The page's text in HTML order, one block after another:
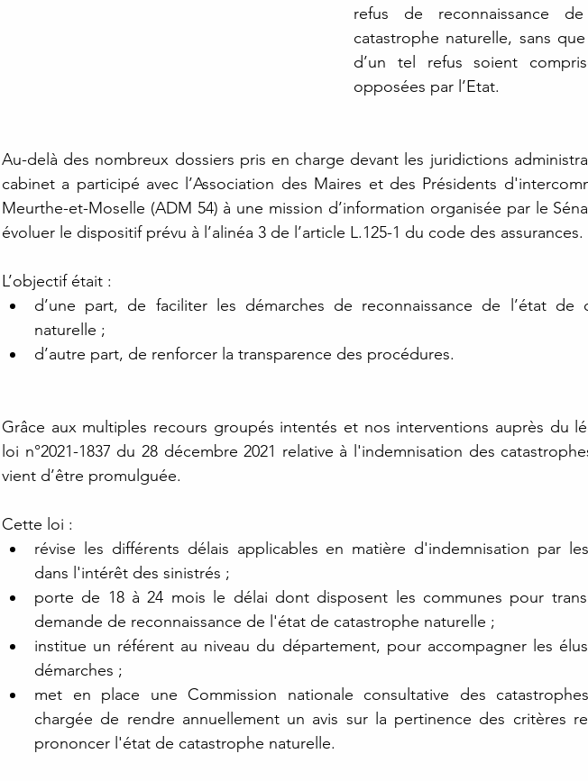
refus de reconnaissance
catastrophe naturelle, sans
d’un tel refus soient
opposées par l’Etat.
Au-delà des nombreux dossiers pris en charge devant les juridictions
cabinet a participé avec l’Association des Maires et des Présidents
Meurthe-et-Moselle (ADM 54) à une mission d’information organisée par le
évoluer le dispositif prévu à l’alinéa 3 de l’article L.125-1 du code des assurances.
L’objectif était :
d’une part, de faciliter les démarches de reconnaissance de l’état de
naturelle ;
d’autre part, de renforcer la transparence des procédures.
Grâce aux multiples recours groupés intentés et nos interventions auprès du
loi n°2021-1837 du 28 décembre 2021 relative à l'indemnisation des
vient d’être promulguée.
Cette loi :
révise les différents délais applicables en matière d'indemnisation par
dans l'intérêt des sinistrés ;
porte de 18 à 24 mois le délai dont disposent les communes pour
demande de reconnaissance de l'état de catastrophe naturelle ;
institue un référent au niveau du département, pour accompagner les
démarches ;
met en place une Commission nationale consultative des
chargée de rendre annuellement un avis sur la pertinence des critères
prononcer l'état de catastrophe naturelle.